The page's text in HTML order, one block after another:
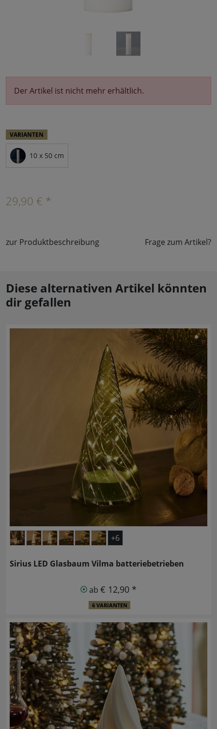
Der Artikel ist nicht mehr erhältlich.
VARIANTEN
10 x 50 cm
29,90 € *
zur Produktbeschreibung Frage zum Artikel?
Diese alternativen Artikel könnten
dir gefallen
+6
Sirius LED Glasbaum Vilma batteriebetrieben
ab € 12,90 *
6 VARIANTEN